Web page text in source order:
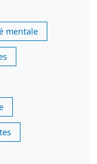
mentale